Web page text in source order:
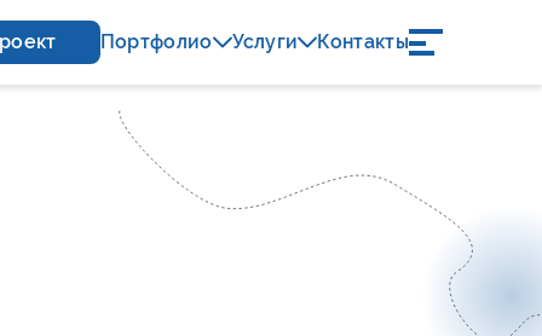
Портфолио Услуги Контакты